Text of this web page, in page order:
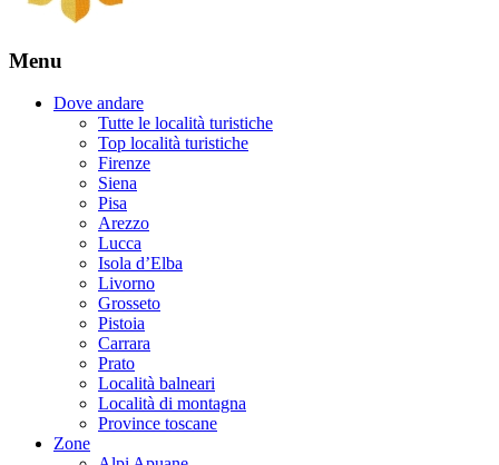
Menu
Dove andare
Tutte le località turistiche
Top località turistiche
Firenze
Siena
Pisa
Arezzo
Lucca
Isola d’Elba
Livorno
Grosseto
Pistoia
Carrara
Prato
Località balneari
Località di montagna
Province toscane
Zone